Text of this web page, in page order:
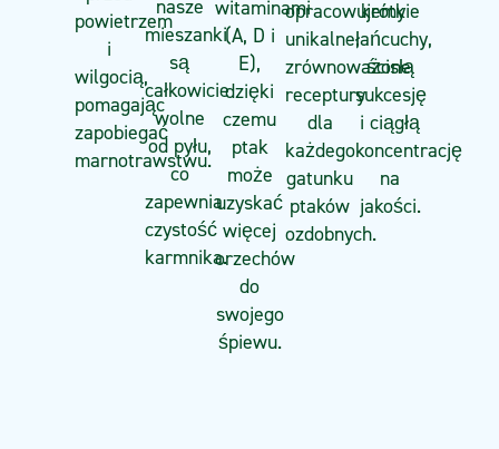
powietrzem
i
wilgocią,
pomagając
zapobiegać
marnotrawstwu.
nasze
mieszanki
są
całkowicie
wolne
od pyłu,
co
zapewnia
czystość
karmnika.
witaminami
(A, D i
E),
dzięki
czemu
ptak
może
uzyskać
więcej
orzechów
do
swojego
śpiewu.
opracowujemy
unikalne,
zrównoważone
receptury
dla
każdego
gatunku
ptaków
ozdobnych.
krótkie
łańcuchy,
ścisłą
sukcesję
i ciągłą
koncentrację
na
jakości.